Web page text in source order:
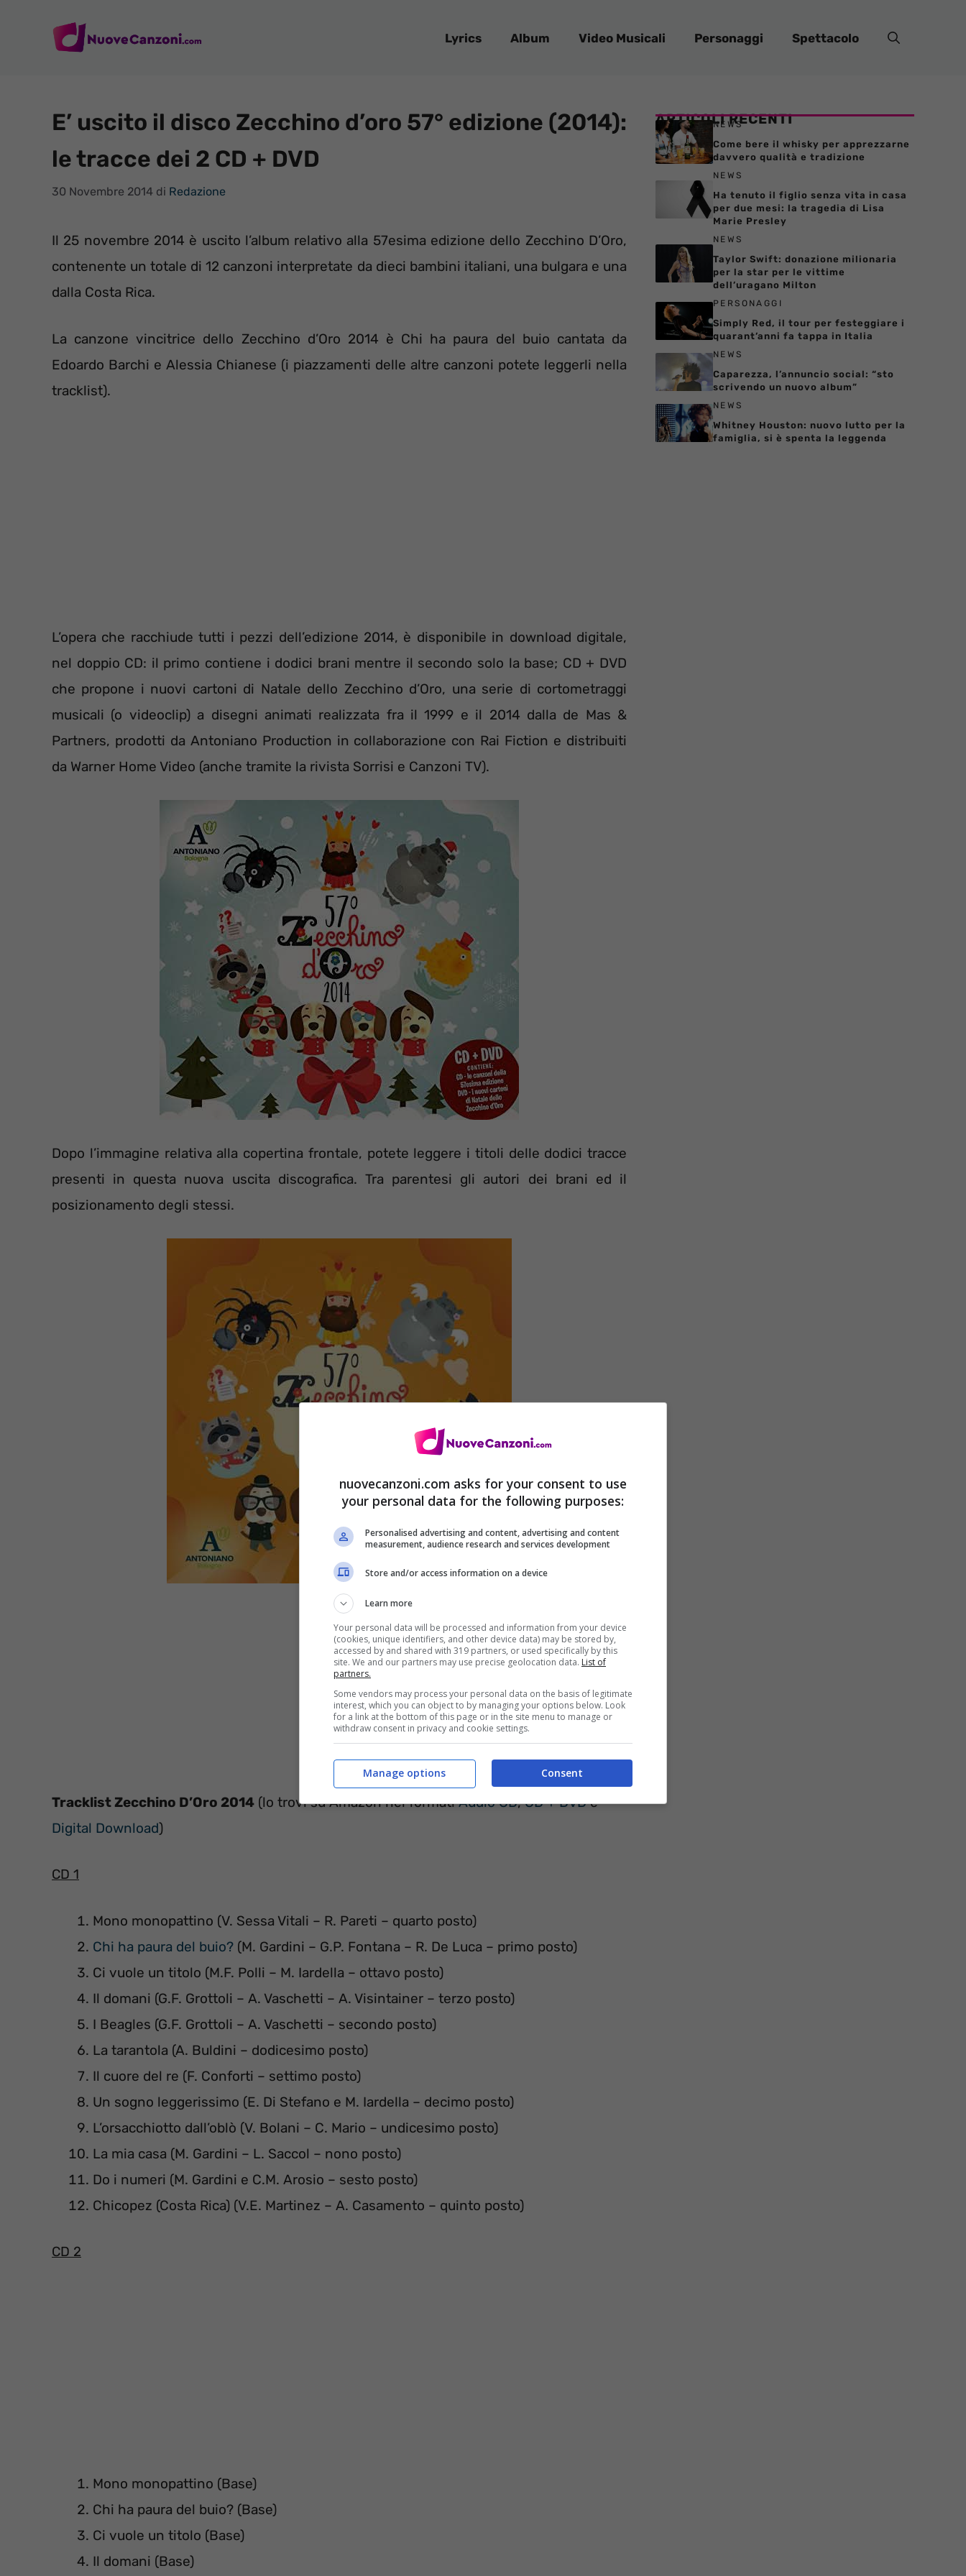
Lyrics Album Video Musicali Personaggi Spettacolo
E’ uscito il disco Zecchino d’oro 57° edizione (2014):
le tracce dei 2 CD + DVD
30 Novembre 2014 di Redazione
Il 25 novembre 2014 è uscito l’album relativo alla 57esima edizione dello Zecchino D’Oro,
contenente un totale di 12 canzoni interpretate da dieci bambini italiani, una bulgara e una
dalla Costa Rica.
La canzone vincitrice dello Zecchino d’Oro 2014 è Chi ha paura del buio cantata da
Edoardo Barchi e Alessia Chianese (i piazzamenti delle altre canzoni potete leggerli nella
tracklist).
L’opera che racchiude tutti i pezzi dell’edizione 2014, è disponibile in download digitale,
nel doppio CD: il primo contiene i dodici brani mentre il secondo solo la base; CD + DVD
che propone i nuovi cartoni di Natale dello Zecchino d’Oro, una serie di cortometraggi
musicali (o videoclip) a disegni animati realizzata fra il 1999 e il 2014 dalla de Mas &
Partners, prodotti da Antoniano Production in collaborazione con Rai Fiction e distribuiti
da Warner Home Video (anche tramite la rivista Sorrisi e Canzoni TV).
Dopo l’immagine relativa alla copertina frontale, potete leggere i titoli delle dodici tracce
presenti in questa nuova uscita discografica. Tra parentesi gli autori dei brani ed il
posizionamento degli stessi.
Tracklist Zecchino D’Oro 2014 (lo trovi su Amazon nei formatiAudio CD,CD + DVDe
Digital Download)
CD 1
Mono monopattino (V. Sessa Vitali – R. Pareti – quarto posto)
Chi ha paura del buio? (M. Gardini – G.P. Fontana – R. De Luca – primo posto)
Ci vuole un titolo (M.F. Polli – M. Iardella – ottavo posto)
Il domani (G.F. Grottoli – A. Vaschetti – A. Visintainer – terzo posto)
I Beagles (G.F. Grottoli – A. Vaschetti – secondo posto)
La tarantola (A. Buldini – dodicesimo posto)
Il cuore del re (F. Conforti – settimo posto)
Un sogno leggerissimo (E. Di Stefano e M. Iardella – decimo posto)
L’orsacchiotto dall’oblò (V. Bolani – C. Mario – undicesimo posto)
La mia casa (M. Gardini – L. Saccol – nono posto)
Do i numeri (M. Gardini e C.M. Arosio – sesto posto)
Chicopez (Costa Rica) (V.E. Martinez – A. Casamento – quinto posto)
CD 2
Mono monopattino (Base)
Chi ha paura del buio? (Base)
Ci vuole un titolo (Base)
Il domani (Base)
ARTICOLI RECENTI
NEWS
Come bere il whisky per apprezzarne
davvero qualità e tradizione
NEWS
Ha tenuto il figlio senza vita in casa
per due mesi: la tragedia di Lisa
Marie Presley
NEWS
Taylor Swift: donazione milionaria
per la star per le vittime
dell’uragano Milton
PERSONAGGI
Simply Red, il tour per festeggiare i
quarant’anni fa tappa in Italia
NEWS
Caparezza, l’annuncio social: “sto
scrivendo un nuovo album”
NEWS
Whitney Houston: nuovo lutto per la
famiglia, si è spenta la leggenda
nuovecanzoni.com asks for your consent to use
your personal data for the following purposes:
Personalised advertising and content, advertising and content
measurement, audience research and services development
Store and/or access information on a device
Learn more
Your personal data will be processed and information from your device
(cookies, unique identifiers, and other device data) may be stored by,
accessed by and shared with 319 partners, or used specifically by this
site. We and our partners may use precise geolocation data. List of
partners.
Some vendors may process your personal data on the basis of legitimate
interest, which you can object to by managing your options below. Look
for a link at the bottom of this page or in the site menu to manage or
withdraw consent in privacy and cookie settings.
Consent
Manage options